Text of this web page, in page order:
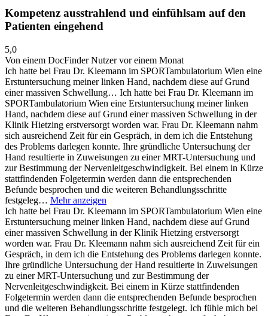
Kompetenz ausstrahlend und einfühlsam auf den
Patienten eingehend
5,0
Von einem DocFinder Nutzervor einem Monat
Ich hatte bei Frau Dr. Kleemann im SPORTambulatorium Wien eine
Erstuntersuchung meiner linken Hand, nachdem diese auf Grund
einer massiven Schwellung… Ich hatte bei Frau Dr. Kleemann im
SPORTambulatorium Wien eine Erstuntersuchung meiner linken
Hand, nachdem diese auf Grund einer massiven Schwellung in der
Klinik Hietzing erstversorgt worden war. Frau Dr. Kleemann nahm
sich ausreichend Zeit für ein Gespräch, in dem ich die Entstehung
des Problems darlegen konnte. Ihre gründliche Untersuchung der
Hand resultierte in Zuweisungen zu einer MRT-Untersuchung und
zur Bestimmung der Nervenleitgeschwindigkeit. Bei einem in Kürze
stattfindenden Folgetermin werden dann die entsprechenden
Befunde besprochen und die weiteren Behandlungsschritte
festgeleg… Mehr anzeigen
Ich hatte bei Frau Dr. Kleemann im SPORTambulatorium Wien eine
Erstuntersuchung meiner linken Hand, nachdem diese auf Grund
einer massiven Schwellung in der Klinik Hietzing erstversorgt
worden war. Frau Dr. Kleemann nahm sich ausreichend Zeit für ein
Gespräch, in dem ich die Entstehung des Problems darlegen konnte.
Ihre gründliche Untersuchung der Hand resultierte in Zuweisungen
zu einer MRT-Untersuchung und zur Bestimmung der
Nervenleitgeschwindigkeit. Bei einem in Kürze stattfindenden
Folgetermin werden dann die entsprechenden Befunde besprochen
und die weiteren Behandlungsschritte festgelegt. Ich fühle mich bei